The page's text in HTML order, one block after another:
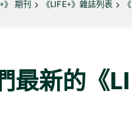
》 期刊 《LIFE+》雜誌列表
最新的《